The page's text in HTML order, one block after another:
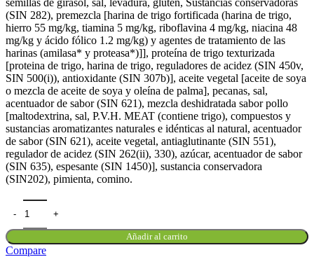
semillas de girasol, sal, levadura, gluten, Sustancias conservadoras
(SIN 282), premezcla [harina de trigo fortificada (harina de trigo,
hierro 55 mg/kg, tiamina 5 mg/kg, riboflavina 4 mg/kg, niacina 48
mg/kg y ácido fólico 1.2 mg/kg) y agentes de tratamiento de las
harinas (amilasa* y proteasa*)]], proteína de trigo texturizada
[proteina de trigo, harina de trigo, reguladores de acidez (SIN 450v,
SIN 500(i)), antioxidante (SIN 307b)], aceite vegetal [aceite de soya
o mezcla de aceite de soya y oleína de palma], pecanas, sal,
acentuador de sabor (SIN 621), mezcla deshidratada sabor pollo
[maltodextrina, sal, P.V.H. MEAT (contiene trigo), compuestos y
sustancias aromatizantes naturales e idénticas al natural, acentuador
de sabor (SIN 621), aceite vegetal, antiaglutinante (SIN 551),
regulador de acidez (SIN 262(ii), 330), azúcar, acentuador de sabor
(SIN 635), espesante (SIN 1450)], sustancia conservadora
(SIN202), pimienta, comino.
Añadir al carrito
Compare